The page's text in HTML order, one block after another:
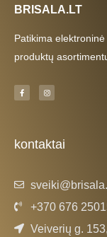
BRISALA.LT
Patikima
produktų
F
a
c
-
f
I
n
s
m
kontaktai
+370 676
Veiverių g.